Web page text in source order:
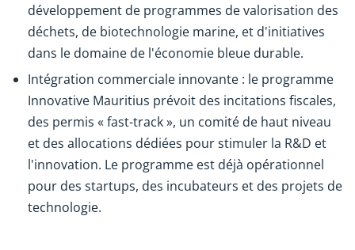
développement de programmes de valorisation des
déchets, de biotechnologie marine, et d'initiatives
dans le domaine de l'économie bleue durable.
Intégration commerciale innovante : le programme
Innovative Mauritius prévoit des incitations fiscales,
des permis « fast-track », un comité de haut niveau
et des allocations dédiées pour stimuler la R&D et
l'innovation. Le programme est déjà opérationnel
pour des startups, des incubateurs et des projets de
technologie.